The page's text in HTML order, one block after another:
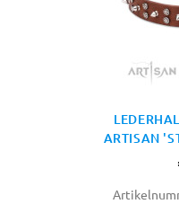
ARTISAN